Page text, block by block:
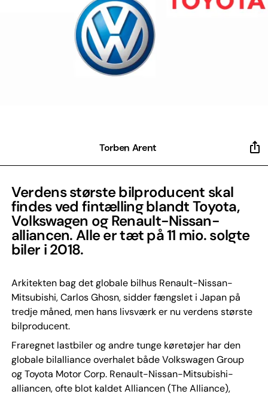
Torben Arent
Verdens største bilproducent skal
findes ved fintælling blandt Toyota,
Volkswagen og Renault-Nissan-
alliancen. Alle er tæt på 11 mio. solgte
biler i 2018.
Arkitekten bag det globale bilhus Renault-Nissan-
Mitsubishi, Carlos Ghosn, sidder fængslet i Japan på
tredje måned, men hans livsværk er nu verdens største
bilproducent.
Fraregnet lastbiler og andre tunge køretøjer har den
globale bilalliance overhalet både Volkswagen Group
og Toyota Motor Corp. Renault-Nissan-Mitsubishi-
alliancen, ofte blot kaldet Alliancen (The Alliance),